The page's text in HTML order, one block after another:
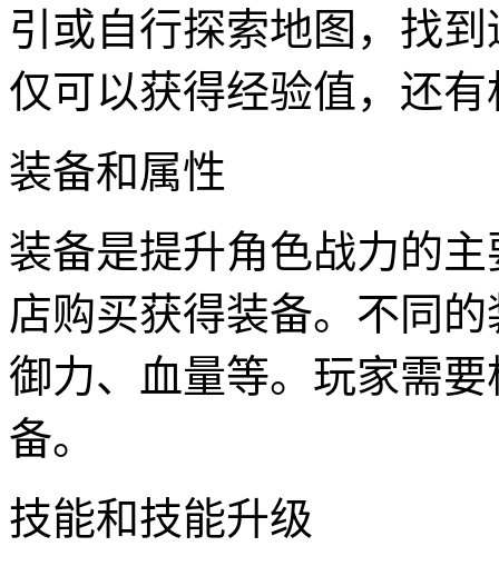
引或自行探索地图，找
仅可以获得经验值，还
装备和属性
装备是提升角色战力的
店购买获得装备。不同
御力、血量等。玩家需
备。
技能和技能升级